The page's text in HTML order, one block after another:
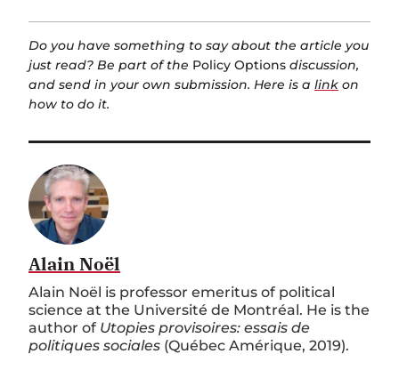
Do you have something to say about the article you
just read? Be part of the Policy Options discussion,
and send in your own submission. Here is a link on
how to do it.
Alain Noël
Alain Noël is professor emeritus of political
science at the Université de Montréal. He is the
author of Utopies provisoires: essais de
politiques sociales (Québec Amérique, 2019).